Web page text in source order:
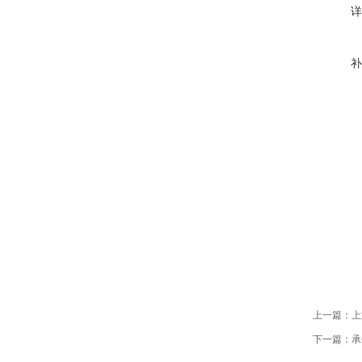
上一篇：
下一篇：